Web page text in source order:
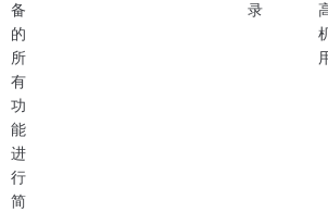
备
的
所
有
功
能
进
行
简
录